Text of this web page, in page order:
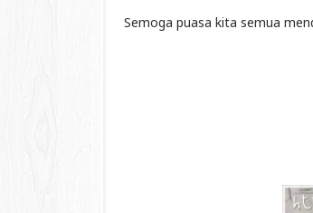
Semoga puasa kita semua